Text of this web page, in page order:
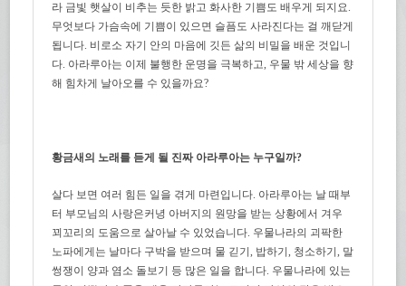
라 금빛 햇살이 비추는 듯한 밝고 화사한 기쁨도 배우게 되지요.
무엇보다 가슴속에 기쁨이 있으면 슬픔도 사라진다는 걸 깨닫게
됩니다. 비로소 자기 안의 마음에 깃든 삶의 비밀을 배운 것입니
다. 아라루아는 이제 불행한 운명을 극복하고, 우물 밖 세상을 향
해 힘차게 날아오를 수 있을까요?
황금새의 노래를 듣게 될 진짜 아라루아는 누구일까?
살다 보면 여러 힘든 일을 겪게 마련입니다. 아라루아는 날 때부
터 부모님의 사랑은커녕 아버지의 원망을 받는 상황에서 겨우
꾀꼬리의 도움으로 살아날 수 있었습니다. 우물나라의 괴팍한
노파에게는 날마다 구박을 받으며 물 긷기, 밥하기, 청소하기, 말
썽쟁이 양과 염소 돌보기 등 많은 일을 합니다. 우물나라에 있는